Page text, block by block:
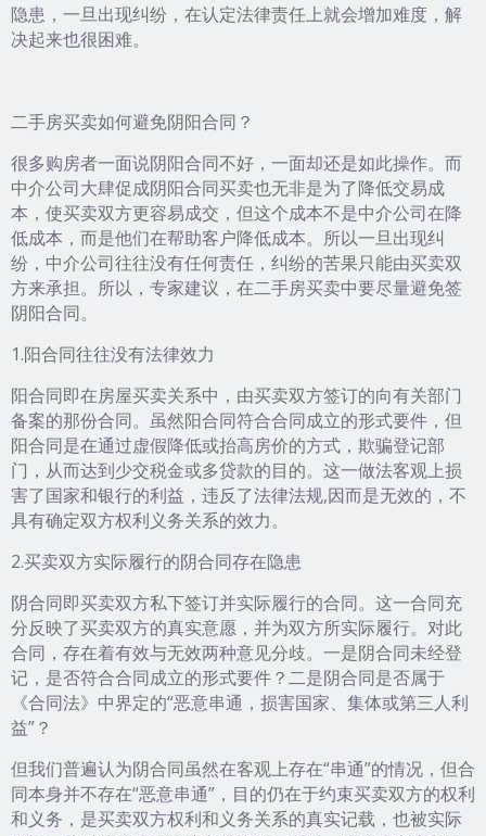
隐患，一旦出现纠纷，在认定法律责任上就会增加难度，解
决起来也很困难。
二手房买卖如何避免阴阳合同？
很多购房者一面说阴阳合同不好，一面却还是如此操作。而
中介公司大肆促成阴阳合同买卖也无非是为了降低交易成
本，使买卖双方更容易成交，但这个成本不是中介公司在降
低成本，而是他们在帮助客户降低成本。所以一旦出现纠
纷，中介公司往往没有任何责任，纠纷的苦果只能由买卖双
方来承担。所以，专家建议，在二手房买卖中要尽量避免签
阴阳合同。
1.阳合同往往没有法律效力
阳合同即在房屋买卖关系中，由买卖双方签订的向有关部门
备案的那份合同。虽然阳合同符合合同成立的形式要件，但
阳合同是在通过虚假降低或抬高房价的方式，欺骗登记部
门，从而达到少交税金或多贷款的目的。这一做法客观上损
害了国家和银行的利益，违反了法律法规,因而是无效的，不
具有确定双方权利义务关系的效力。
2.买卖双方实际履行的阴合同存在隐患
阴合同即买卖双方私下签订并实际履行的合同。这一合同充
分反映了买卖双方的真实意愿，并为双方所实际履行。对此
合同，存在着有效与无效两种意见分歧。一是阴合同未经登
记，是否符合合同成立的形式要件？二是阴合同是否属于
《合同法》中界定的“恶意串通，损害国家、集体或第三人利
益”？
但我们普遍认为阴合同虽然在客观上存在“串通”的情况，但合
同本身并不存在“恶意串通”，目的仍在于约束买卖双方的权利
和义务，是买卖双方权利和义务关系的真实记载，也被实际